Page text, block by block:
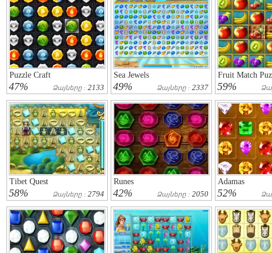
Puzzle Craft
47% Ձայները : 2133
Sea Jewels
49% Ձայները : 2337
Fruit Match
59%
Tibet Quest
58% Ձայները : 2794
Runes
42% Ձայները : 2050
Adamas
52%